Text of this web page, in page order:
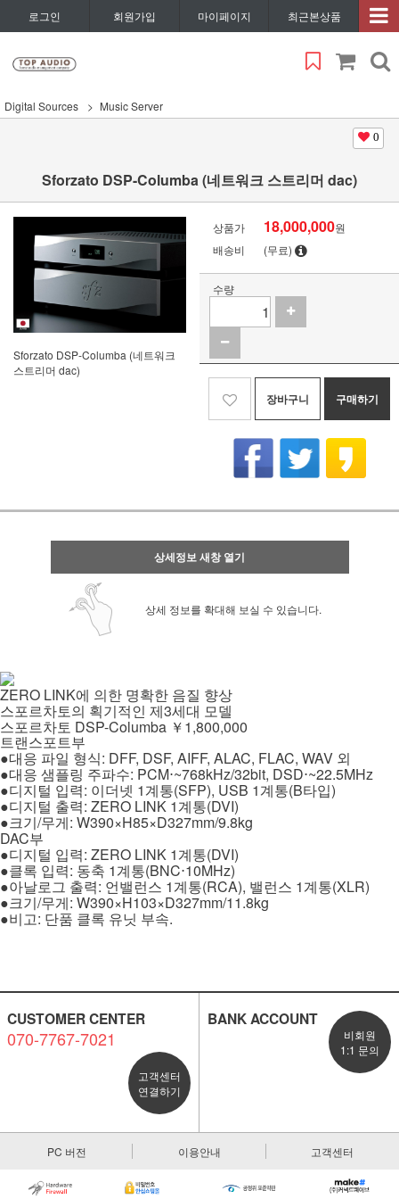
로그인 회원가입 마이페이지 최근본상품
Digital Sources Music Server
0
Sforzato DSP-Columba (네트워크 스트리머 dac)
Sforzato DSP-Columba (네트워크
스트리머 dac)
상품가 18,000,000원
배송비
(무료)
수량
장바구니 구매하기
상세정보 새창 열기
상세 정보를 확대해 보실 수 있습니다.
ZERO LINK에 의한 명확한 음질 향상
스포르차토의 획기적인 제 3세대 모델
스포르차토 DSP-Columba ￥ 1,800,000
트랜스포트부
●대응 파일 형식: DFF, DSF, AIFF, ALAC, FLAC, WAV 외
●대응 샘플링 주파수: PCM⋅~768kHz/32bit, DSD⋅~22.5MHz
●디지털 입력: 이더넷 1 계통(SFP), USB 1 계통(B타입)
●디지털 출력: ZERO LINK 1 계통(DVI)
●크기 /무게 : W390×H85×D327mm/9.8kg
DAC부
●디지털 입력: ZERO LINK 1 계통(DVI)
●클록 입력: 동축 1 계통(BNC⋅10MHz)
●아날로그 출력: 언밸런스 1 계통(RCA), 밸런스 1 계통(XLR)
●크기 /무게 : W390×H103×D327mm/11.8kg
●비고: 단품 클록 유닛 부속.
CUSTOMER CENTER
070-7767-7021
고객센터
연결하기
BANK ACCOUNT
비회원
1:1 문의
PC 버전 이용안내 고객센터